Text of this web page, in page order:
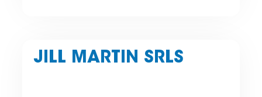
JILL MARTIN SRLS